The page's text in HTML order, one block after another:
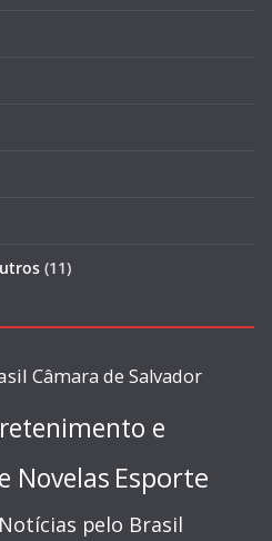
(11)
Câmara de Salvador
e
Novelas Esporte
Notícias pelo Brasil